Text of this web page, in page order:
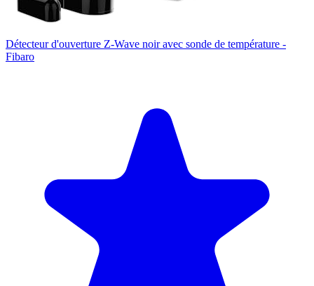
Détecteur d'ouverture Z-Wave noir avec sonde de température -
Fibaro